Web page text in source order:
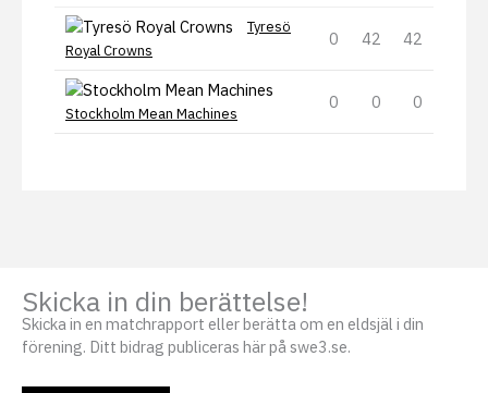
Tyresö
Royal Crowns
0 42 42
Stockholm Mean Machines
0 0 0
Skicka in din berättelse!
Skicka in en matchrapport eller berätta om en eldsjäl i din
förening. Ditt bidrag publiceras här på swe3.se.